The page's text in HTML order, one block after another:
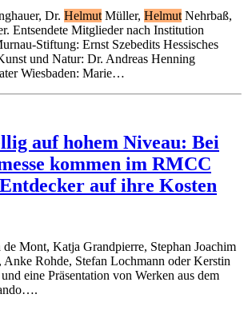
Dr. Helmut Müller, Helmut Nehrbaß,
Entsendete Mitglieder nach Institution
Stiftung: Ernst Szebedits Hessisches
und Natur: Dr. Andreas Henning
Wiesbaden: Marie…
auf hohem Niveau: Bei
kommen im RMCC
auf ihre Kosten
Mont, Katja Grandpierre, Stephan Joachim
Rohde, Stefan Lochmann oder Kerstin
eine Präsentation von Werken aus dem